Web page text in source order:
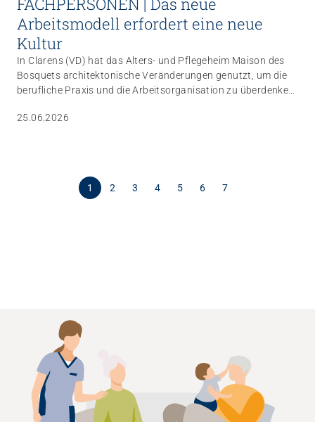
Arbeitsmodell erfordert eine neue
Kultur
In Clarens (VD) hat das Alters- und Pflegeheim Maison des
Bosquets architektonische Veränderungen genutzt, um die
berufliche Praxis und die Arbeitsorganisation zu überdenken.
Dienste für das gesamte Personal. Diese neue Regelung ist
25.06.2026
1 2 3 4 5 6 7